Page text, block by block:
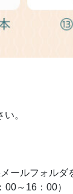
。
ールフォルダ
～16：00）